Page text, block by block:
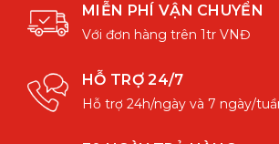
MIỄN PHÍ VẬN CHUYỂN
Với đơn hàng trên 1tr VNĐ
HỖ TRỢ 24/7
Hỗ trợ 24h/ngày và 7 ngày/